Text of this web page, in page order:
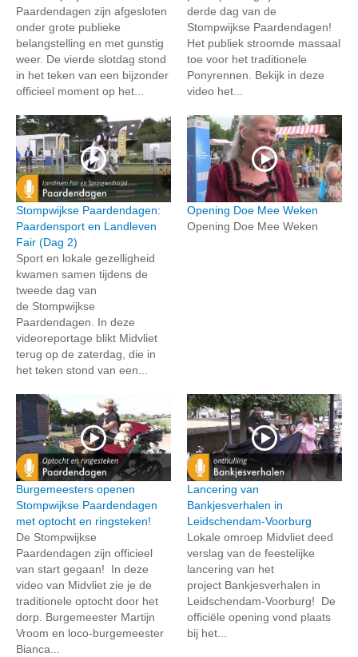
Paardendagen zijn afgesloten
onder grote publieke
belangstelling en met gunstig
weer. De vierde slotdag stond
in het teken van een bijzonder
officieel moment op het...
derde dag van de
Stompwijkse Paardendagen!
Het publiek stroomde massaal
toe voor het traditionele
Ponyrennen. Bekijk in deze
video het...
Stompwijkse Paardendagen:
Paardensport en Landleven
Fair (Dag 2)
Sport en lokale gezelligheid
kwamen samen tijdens de
tweede dag van
de Stompwijkse
Paardendagen. In deze
videoreportage blikt Midvliet
terug op de zaterdag, die in
het teken stond van een...
Opening Doe Mee Weken
Opening Doe Mee Weken
Burgemeesters openen
Stompwijkse Paardendagen
met optocht en ringsteken!
De Stompwijkse
Paardendagen zijn officieel
van start gegaan! In deze
video van Midvliet zie je de
traditionele optocht door het
dorp. Burgemeester Martijn
Vroom en loco-burgemeester
Bianca...
Lancering van
Bankjesverhalen in
Leidschendam-Voorburg
Lokale omroep Midvliet deed
verslag van de feestelijke
lancering van het
project Bankjesverhalen in
Leidschendam-Voorburg! De
officiële opening vond plaats
bij het...